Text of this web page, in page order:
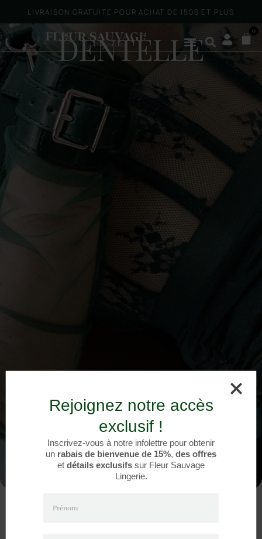
LIVRAISON GRATUITE POUR ACHAT DE 150$ ET PLUS
0
DENTELLE
Rejoignez notre accès
exclusif !
Inscrivez-vous à notre infolettre pour obtenir
un rabais de bienvenue de 15%, des offres
et détails exclusifs sur Fleur Sauvage
Lingerie.
Prénom